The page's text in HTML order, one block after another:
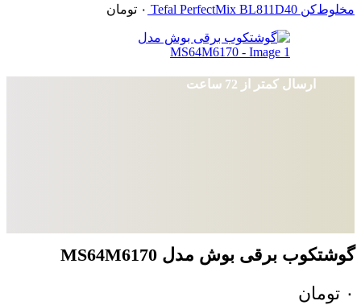
مخلوط‌کن Tefal PerfectMix BL811D40 ۰ تومان
ارسال کمتر از 72 ساعت
گوشتکوب برقی بوش مدل MS64M6170
۰ تومان